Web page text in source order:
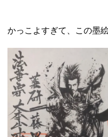
かっこよすぎて、この墨